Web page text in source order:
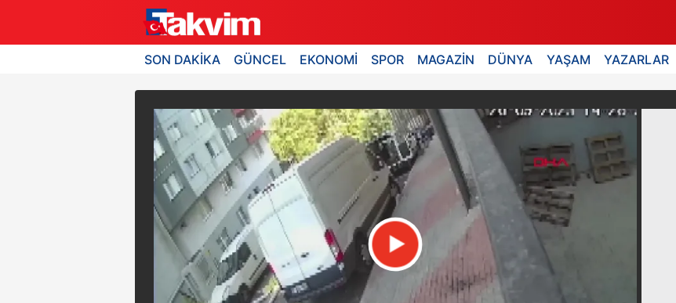
SON DAKİKA GÜNCEL EKONOMİ SPOR MAGAZİN DÜNYA YAŞAM YAZARLAR